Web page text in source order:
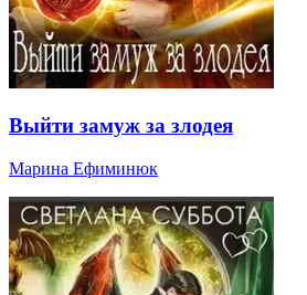
Выйти замуж за злодея
Марина Ефиминюк